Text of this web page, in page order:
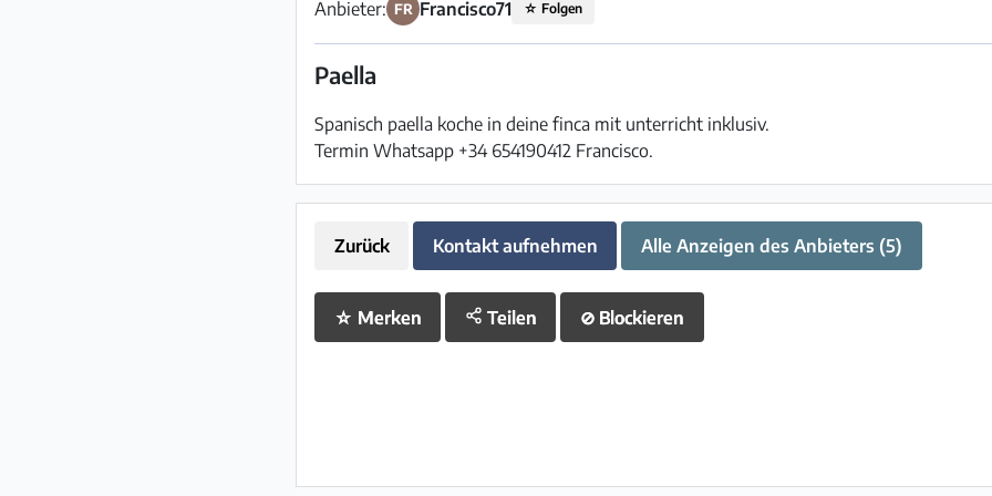
Anbieter: FR Francisco71 ☆ Folgen
Paella
Spanisch paella koche in deine finca mit unterricht inklusiv.
Termin Whatsapp +34 654190412 Francisco.
Zurück Kontakt aufnehmen Alle Anzeigen des Anbieters (5)
☆ Merken Teilen ⊘ Blockieren